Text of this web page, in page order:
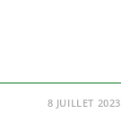
8 JUILLET 2023